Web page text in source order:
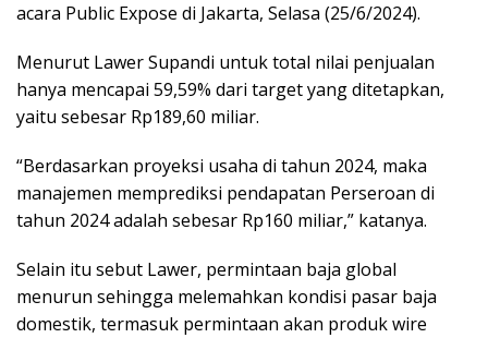
acara Public Expose di Jakarta, Selasa (25/6/2024).
Menurut Lawer Supandi untuk total nilai penjualan
hanya mencapai 59,59% dari target yang ditetapkan,
yaitu sebesar Rp189,60 miliar.
“Berdasarkan proyeksi usaha di tahun 2024, maka
manajemen memprediksi pendapatan Perseroan di
tahun 2024 adalah sebesar Rp160 miliar,” katanya.
Selain itu sebut Lawer, permintaan baja global
menurun sehingga melemahkan kondisi pasar baja
domestik, termasuk permintaan akan produk wire